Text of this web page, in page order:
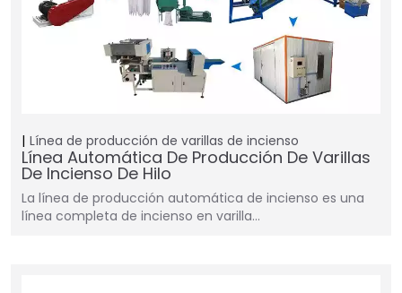
Línea de producción de varillas de incienso
Línea Automática De Producción De Varillas
De Incienso De Hilo
La línea de producción automática de incienso es una
línea completa de incienso en varilla…